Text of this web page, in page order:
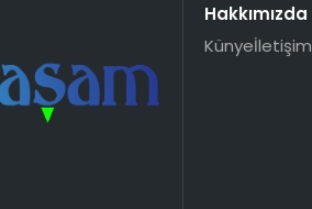
Hakkımızda
Künyeİletişim